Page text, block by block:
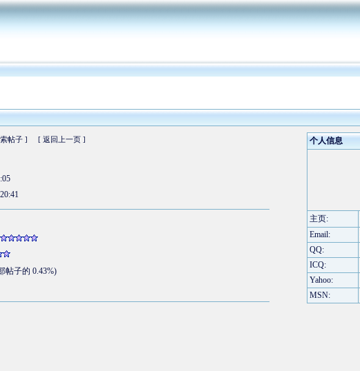
帖子 ] [ 返回上一页 ]
帖子的 0.43%)
个人信息
主页:
Email:
QQ:
ICQ:
Yahoo:
MSN: